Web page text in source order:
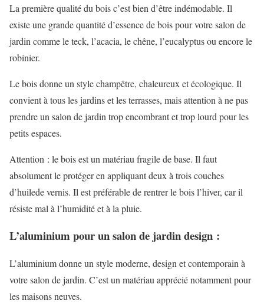
La première qualité du bois c’est bien d’être indémodable. Il
existe une grande quantité d’essence de bois pour votre salon de
jardin comme le teck, l’acacia, le chêne, l’eucalyptus ou encore le
robinier.
Le bois donne un style champêtre, chaleureux et écologique. Il
convient à tous les jardins et les terrasses, mais attention à ne pas
prendre un salon de jardin trop encombrant et trop lourd pour les
petits espaces.
Attention : le bois est un matériau fragile de base. Il faut
absolument le protéger en appliquant deux à trois couches
d’huilede vernis. Il est préférable de rentrer le bois l’hiver, car il
résiste mal à l’humidité et à la pluie.
L’aluminium pour un salon de jardin design :
L’aluminium donne un style moderne, design et contemporain à
votre salon de jardin. C’est un matériau apprécié notamment pour
les maisons neuves.